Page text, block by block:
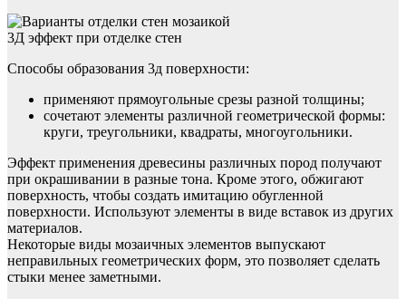
3Д эффект при отделке стен
Способы образования 3д поверхности:
применяют прямоугольные срезы разной толщины;
сочетают элементы различной геометрической формы:
круги, треугольники, квадраты, многоугольники.
Эффект применения древесины различных пород получают
при окрашивании в разные тона. Кроме этого, обжигают
поверхность, чтобы создать имитацию обугленной
поверхности. Используют элементы в виде вставок из других
материалов.
Некоторые виды мозаичных элементов выпускают
неправильных геометрических форм, это позволяет сделать
стыки менее заметными.